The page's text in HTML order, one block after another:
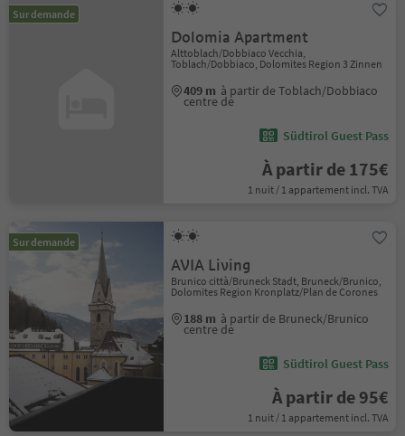
Sur demande
Dolomia Apartment
Alttoblach/Dobbiaco Vecchia,
Toblach/Dobbiaco, Dolomites Region 3 Zinnen
409 m à partir de Toblach/Dobbiaco
centre de
Südtirol Guest Pass
À partir de 175€
1 nuit / 1 appartement incl. TVA
Sur demande
AVIA Living
Brunico città/Bruneck Stadt, Bruneck/Brunico,
Dolomites Region Kronplatz/Plan de Corones
188 m à partir de Bruneck/Brunico
centre de
Südtirol Guest Pass
À partir de 95€
1 nuit / 1 appartement incl. TVA